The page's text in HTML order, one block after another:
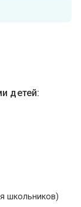
детей:
школьников)